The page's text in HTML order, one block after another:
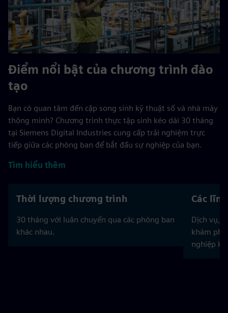
Điểm nổi bật của chương trình đào
tạo
Bạn có quan tâm đến cặp song sinh kỹ thuật số và nhà máy
thông minh? Chương trình thực tập sinh kéo dài 30 tháng
tại Siemens Digital Industries cung cấp trải nghiệm trực
tiếp giữa các phòng ban để bắt đầu sự nghiệp của bạn.
Tìm hiểu thêm
Thời lượng chương trình
30 tháng với luân chuyển qua các phòng ban
khác nhau.
Các
Dịch vụ,
khám
nghiệp